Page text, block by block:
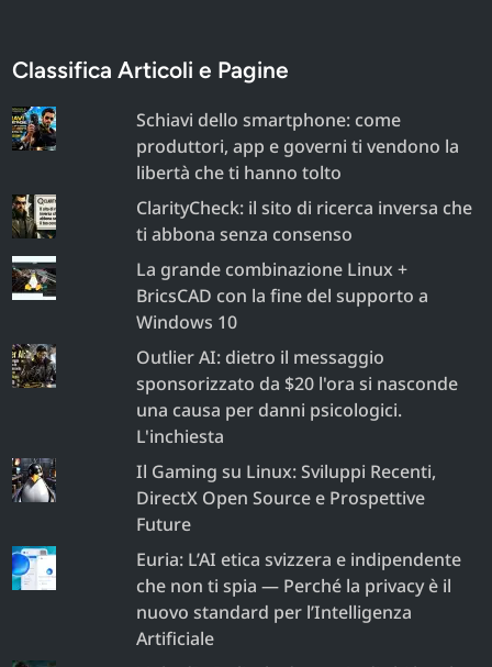
Classifica Articoli e Pagine
Schiavi dello smartphone: come
produttori, app e governi ti vendono la
libertà che ti hanno tolto
ClarityCheck: il sito di ricerca inversa che
ti abbona senza consenso
La grande combinazione Linux +
BricsCAD con la fine del supporto a
Windows 10
Outlier AI: dietro il messaggio
sponsorizzato da $20 l'ora si nasconde
una causa per danni psicologici.
L'inchiesta
Il Gaming su Linux: Sviluppi Recenti,
DirectX Open Source e Prospettive
Future
Euria: L’AI etica svizzera e indipendente
che non ti spia — Perché la privacy è il
nuovo standard per l’Intelligenza
Artificiale